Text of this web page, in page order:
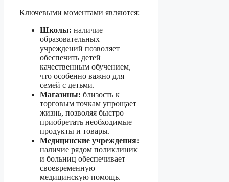
Ключевыми моментами являются:
Школы: наличие
образовательных
учреждений позволяет
обеспечить детей
качественным обучением,
что особенно важно для
семей с детьми.
Магазины: близость к
торговым точкам упрощает
жизнь, позволяя быстро
приобретать необходимые
продукты и товары.
Медицинские учреждения:
наличие рядом поликлиник
и больниц обеспечивает
своевременную
медицинскую помощь.